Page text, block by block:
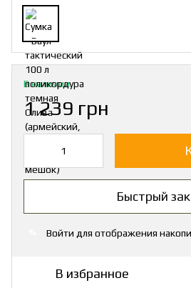
В наличии
1 239 грн
Быстрый
Войти для отображения
В избранное